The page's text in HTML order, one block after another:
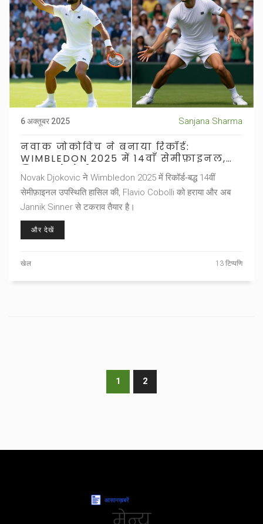
6 अक्तूबर 2025 Sanjana Sharma
नवाक जोकोविच ने बनाया रिकॉर्ड:
WIMBLEDON 2025 में 14वाँ सेमीफ़ाइनल,
सिन्नर से होगी टक्कर
Novak Djokovic ने Wimbledon 2025 में रिकॉर्ड‑बद्ध 14वीं
सेमीफ़ाइनल उपस्थिति हासिल की, Flavio Cobolli को हराया और अब
Jannik Sinner से टकराव तैयार है।
और देखें
खेल 13 टिप्पणि
1 2